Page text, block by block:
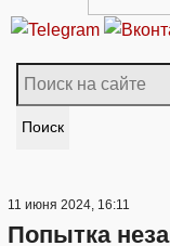
Поиск
11 июня 2024, 16:11
Попытка